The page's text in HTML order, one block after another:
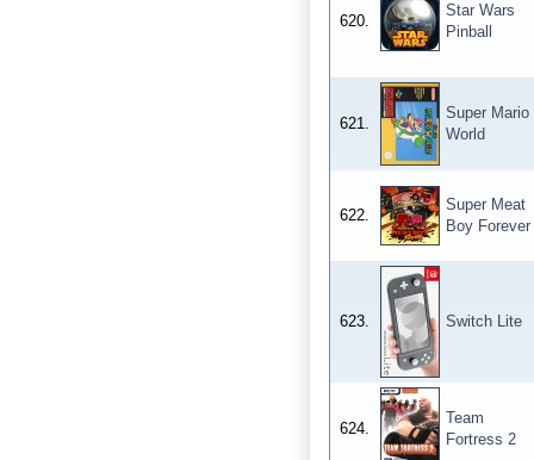
620.
Star Wars
Pinball
621.
Super Mario
World
622.
Super Meat
Boy Forever
623. Switch Lite
624.
Team
Fortress 2